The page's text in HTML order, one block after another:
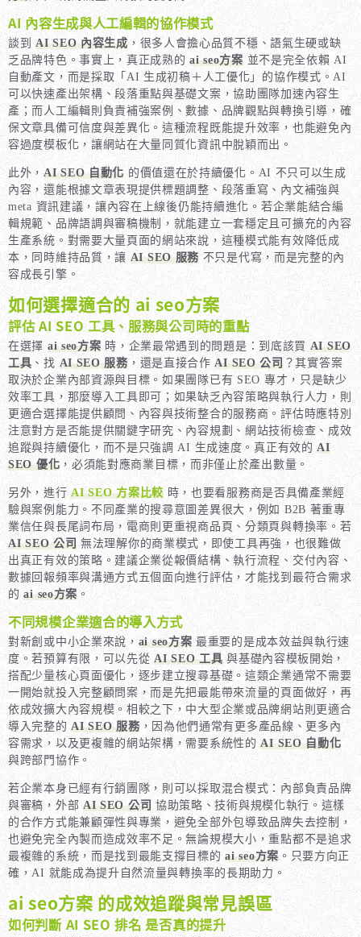
AI 內容生成與人工編輯的協作模式
談到AI SEO 內容生成，很多人會擔心品質不穩、語氣生硬或缺
乏品牌特色。事實上，真正成熟的ai seo方案並不是完全依賴 AI
自動產文，而是採取「AI 生成初稿＋人工優化」的協作模式。AI
可以快速產出架構、段落重點與基礎文案，協助團隊加速內容生
產；而人工編輯則負責補強案例、數據、品牌觀點與轉換引導，確
保文章具備可信度與差異化。這種流程既能提升效率，也能避免內
容過度模板化，讓網站在大量同質化資訊中脫穎而出。
此外，AI SEO 自動化 的價值還在於持續優化。AI 不只可以生成
內容，還能根據文章表現提供標題調整、段落重寫、內文補強與
meta 資訊建議，讓內容在上線後仍能持續進化。若企業能結合編
輯規範、品牌語調與審稿機制，就能建立一套穩定且可擴充的內容
生產系統。對需要大量頁面的網站來說，這種模式能有效降低成
本，同時維持品質，讓 AI SEO 服務 不只是代寫，而是完整的內
容成長引擎。
如何選擇適合的 ai seo方案
評估 AI SEO 工具、服務與公司時的重點
在選擇 ai seo方案 時，企業最常遇到的問題是：到底該買 AI SEO
工具 、找AI SEO 服務，還是直接合作AI SEO 公司？其實答案
取決於企業內部資源與目標。如果團隊已有 SEO 專才，只是缺少
效率工具，那麼導入工具即可；如果缺乏內容策略與執行人力，則
更適合選擇能提供顧問、內容與技術整合的服務商。評估時應特別
注意對方是否能提供關鍵字研究、內容規劃、網站技術檢查、成效
追蹤與持續優化，而不是只強調 AI 生成速度。真正有效的AI
SEO 優化 ，必須能對應商業目標，而非僅止於產出數量。
另外，進行AI SEO 方案比較時，也要看服務商是否具備產業經
驗與案例能力。不同產業的搜尋意圖差異很大，例如 B2B 著重專
業信任與長尾詞布局，電商則更重視商品頁、分類頁與轉換率。若
AI SEO 公司 無法理解你的商業模式，即使工具再強，也很難做
出真正有效的策略。建議企業從報價結構、執行流程、交付內容、
數據回報頻率與溝通方式五個面向進行評估，才能找到最符合需求
的ai seo方案 。
不同規模企業適合的導入方式
對新創或中小企業來說， ai seo方案 最重要的是成本效益與執行速
度。若預算有限，可以先從AI SEO 工具 與基礎內容模板開始，
搭配少量核心頁面優化，逐步建立搜尋基礎。這類企業通常不需要
一開始就投入完整顧問案，而是先把最能帶來流量的頁面做好，再
依成效擴大內容規模。相較之下，中大型企業或品牌網站則更適合
導入完整的AI SEO 服務，因為他們通常有更多產品線、更多內
容需求，以及更複雜的網站架構，需要系統性的AI SEO 自動化
與跨部門協作。
若企業本身已經有行銷團隊，則可以採取混合模式：內部負責品牌
與審稿，外部 AI SEO 公司 協助策略、技術與規模化執行。這樣
的合作方式能兼顧彈性與專業，避免全部外包導致品牌失去控制，
也避免完全內製而造成效率不足。無論規模大小，重點都不是追求
最複雜的系統，而是找到最能支撐目標的ai seo方案。只要方向正
確，AI 就能成為提升自然流量與轉換率的長期助力。
ai seo方案 的成效追蹤與常見誤區
如何判斷 AI SEO 排名 是否真的提升